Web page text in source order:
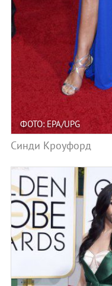
ФОТО: EPA/UPG
Синди Кроуфорд